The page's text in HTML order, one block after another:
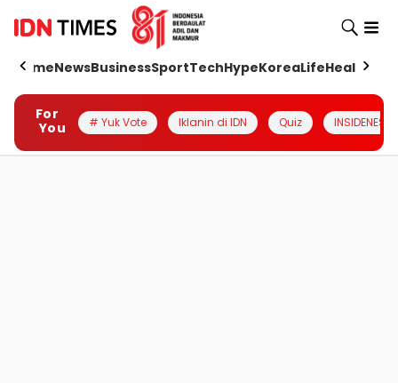
HomeNewsBusinessSportTechHypeKoreaLifeHealth
For
You
# Yuk Vote Iklanin di IDN Quiz INSIDENESIA